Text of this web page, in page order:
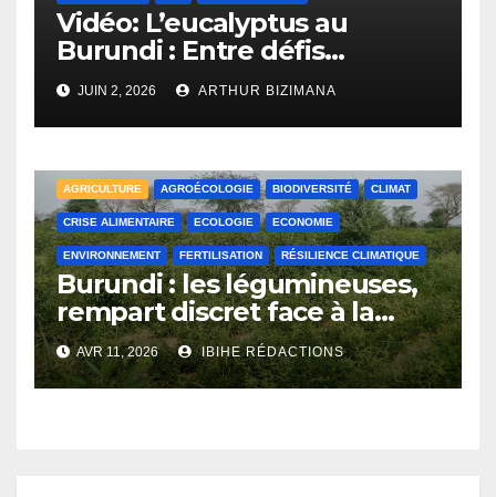
Vidéo: L’eucalyptus au
Burundi : Entre défis
environnementaux et
opportunités
économiques.
JUIN 2, 2026 ARTHUR BIZIMANA
AGRICULTURE AGROÉCOLOGIE BIODIVERSITÉ CLIMAT
CRISE ALIMENTAIRE ECOLOGIE ECONOMIE
ENVIRONNEMENT FERTILISATION RÉSILIENCE CLIMATIQUE
Burundi : les légumineuses,
rempart discret face à la
crise climatique
AVR 11, 2026 IBIHE RÉDACTIONS